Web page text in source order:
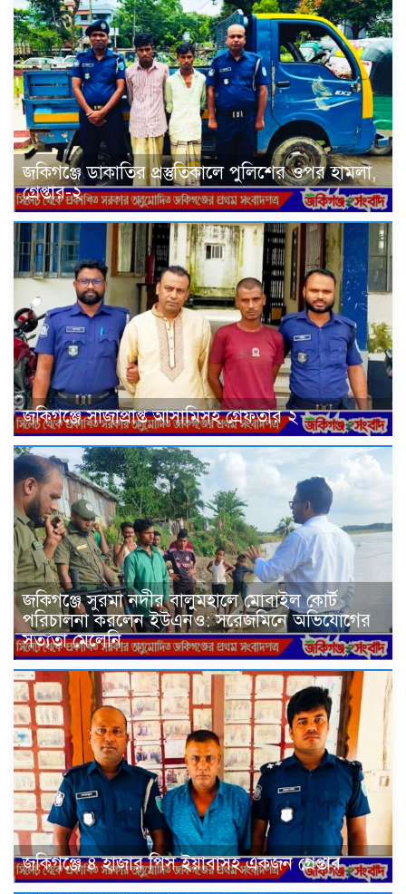
জকিগঞ্জে ডাকাতির প্রস্তুতিকালে পুলিশের ওপর হামলা,
গ্রেপ্তার-২
জকিগঞ্জে সাজাপ্রাপ্ত আসামিসহ গ্রেফতার ২
জকিগঞ্জে সুরমা নদীর বালুমহালে মোবাইল কোর্ট
পরিচালনা করলেন ইউএনও: সরেজমিনে অভিযোগের
সত্যতা মেলেনি
জকিগঞ্জে ৪ হাজার পিস ইয়াবাসহ একজন গ্রেপ্তার